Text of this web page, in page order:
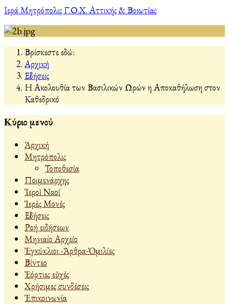
Ιερά Μητρόπολις Γ.Ο.Χ. Αττικής & Βοιωτίας
Βρίσκεστε εδώ:
Αρχική
Εἰδήσεις
Η Ακολουθία των Βασιλικών Ωρών η Αποκαθήλωση στον
Καθεδρικό
Κύριο μενού
Ἀρχική
Μητρόπολις
Τοποθεσία
Ποιμενάρχης
Ἱεροὶ Ναοί
Ἱερὲς Μονές
Εἰδήσεις
Ροή ειδήσεων
Μηνιαίο Αρχείο
Ἐγκύκλιοι -Ἄρθρα-Ὁμιλίες
Βίντεο
Ἐόρτιες εὐχές
Χρήσιμες συνδέσεις
Ἐπικοινωνία